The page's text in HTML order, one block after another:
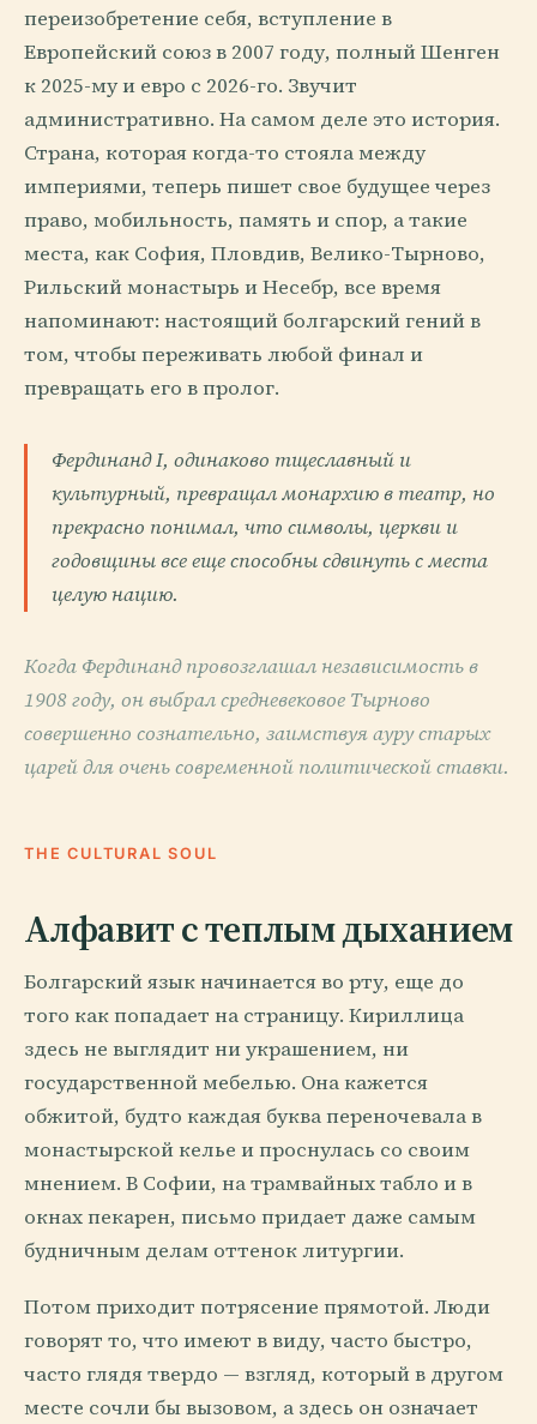
переизобретение себя, вступление в
Европейский союз в 2007 году, полный Шенген
к 2025-му и евро с 2026-го. Звучит
административно. На самом деле это история.
Страна, которая когда-то стояла между
империями, теперь пишет свое будущее через
право, мобильность, память и спор, а такие
места, как София, Пловдив, Велико-Тырново,
Рильский монастырь и Несебр, все время
напоминают: настоящий болгарский гений в
том, чтобы переживать любой финал и
превращать его в пролог.
Фердинанд I, одинаково тщеславный и
культурный, превращал монархию в театр, но
прекрасно понимал, что символы, церкви и
годовщины все еще способны сдвинуть с места
целую нацию.
Когда Фердинанд провозглашал независимость в
1908 году, он выбрал средневековое Тырново
совершенно сознательно, заимствуя ауру старых
царей для очень современной политической ставки.
THE CULTURAL SOUL
Алфавит с теплым дыханием
Болгарский язык начинается во рту, еще до
того как попадает на страницу. Кириллица
здесь не выглядит ни украшением, ни
государственной мебелью. Она кажется
обжитой, будто каждая буква переночевала в
монастырской келье и проснулась со своим
мнением. В Софии, на трамвайных табло и в
окнах пекарен, письмо придает даже самым
будничным делам оттенок литургии.
Потом приходит потрясение прямотой. Люди
говорят то, что имеют в виду, часто быстро,
часто глядя твердо — взгляд, который в другом
месте сочли бы вызовом, а здесь он означает